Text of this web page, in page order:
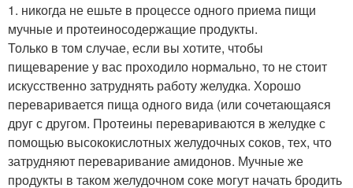
1. никогда не ешьте в процессе одного приема пищи
мучные и протеиносодержащие продукты.
Только в том случае, если вы хотите, чтобы
пищеварение у вас проходило нормально, то не стоит
искусственно затруднять работу желудка. Хорошо
переваривается пища одного вида (или сочетающаяся
друг с другом. Протеины перевариваются в желудке с
помощью высококислотных желудочных соков, тех, что
затрудняют переваривание амидонов. Мучные же
продукты в таком желудочном соке могут начать бродить